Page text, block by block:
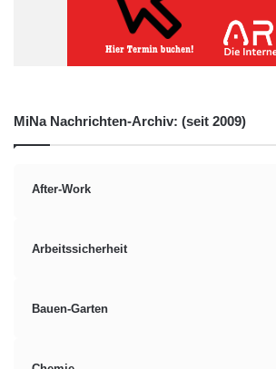
MiNa Nachrichten-Archiv: (seit 2009)
After-Work
Arbeitssicherheit
Bauen-Garten